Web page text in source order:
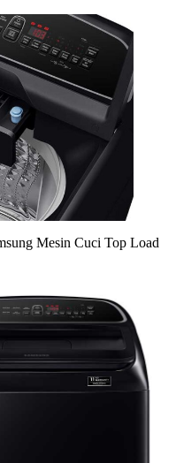
Mesin Cuci Top Load